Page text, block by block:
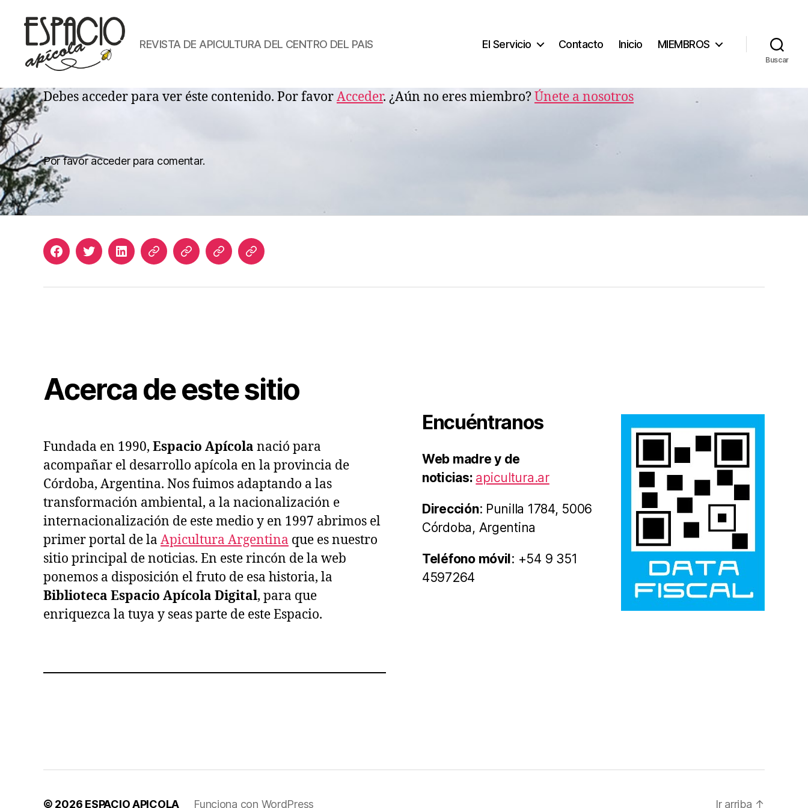
APICOLA
REVISTA DE APICULTURA DEL CENTRO DEL PAIS El Servicio Contacto Inicio MIEMBROS
Buscar
Debes acceder para ver éste contenido. Por favorAcceder. ¿Aún no eres miembro?Únete a nosotros
Por favor acceder para comentar.
FacebookTwitterLinkedInApicultura
Join
Acceso
Suscriptores
Biblioteca
de
Acerca de este sitio
Fundada en 1990, Espacio Apícola nació para
acompañar el desarrollo apícola en la provincia de
Córdoba, Argentina. Nos fuimos adaptando a las
transformación ambiental, a la nacionalización e
internacionalización de este medio y en 1997 abrimos el
primer portal de la Apicultura Argentina que es nuestro
sitio principal de noticias. En este rincón de la web
ponemos a disposición el fruto de esa historia, la
Biblioteca Espacio Apícola Digital, para que
enriquezca la tuya y seas parte de este Espacio.
Encuéntranos
Web madre y de
noticias: apicultura.ar
Dirección: Punilla 1784, 5006
Córdoba, Argentina
Teléfono móvil: +54 9 351
4597264
© 2026 ESPACIO APICOLA Funciona con WordPress Ir arriba ↑